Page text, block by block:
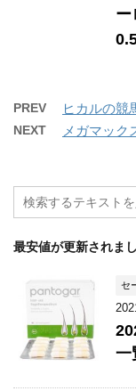
ー
PREV ヒカルの競
NEXT メガマック
最安値が更新されま
セ
一